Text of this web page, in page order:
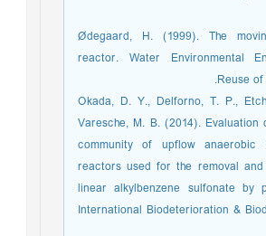
Ødegaard, H. (1999). The
reactor. Water Environmental
Reuse
Okada, D. Y., Delforno, T. P.,
Varesche, M. B. (2014).
community of upflow anaerobic
reactors used for the removal
linear alkylbenzene sulfonate by
International Biodeterioration &